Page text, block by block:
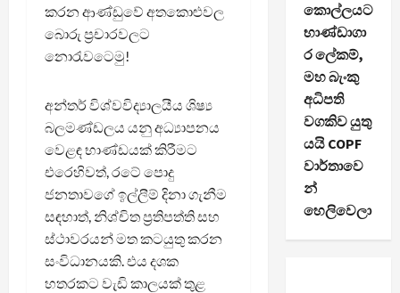
කරන ආණ්ඩුවේ අතකොළුවල
බොරු ප්‍රචාරවලට
නොරැවටෙමු!
අන්තර් විශ්වවිද්‍යාලයීය ශිෂ්‍ය
බලමණ්ඩලය යනු අධ්‍යාපනය
වෙළඳ භාණ්ඩයක් කිරීමට
එරෙහිවත්, රටේ පොදු
ජනතාවගේ ඉල්ලීම් දිනා ගැනීම
සඳහාත්, නිශ්චිත ප්‍රතිපත්ති සහ
ස්ථාවරයන් මත කටයුතු කරන
සංවිධානයකි. එය දශක
හතරකට වැඩි කාලයක් තුළ
කොල්ලයට
භාණ්ඩාගා
ර ලේකම්,
මහ බැංකු
අධිපති
වගකිව යුතු
යයි COPF
වාර්තාවෙ
න්
හෙලිවෙලා